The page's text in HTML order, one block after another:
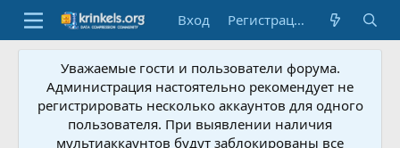
Вход Регистрация
Уважаемые гости и пользователи форума.
Администрация настоятельно рекомендует не
регистрировать несколько аккаунтов для одного
пользователя. При выявлении наличия
мультиаккаунтов будут заблокированы все